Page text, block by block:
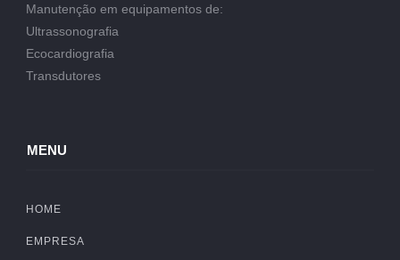
Manutenção em equipamentos de:
Ultrassonografia
Ecocardiografia
Transdutores
MENU
HOME
EMPRESA